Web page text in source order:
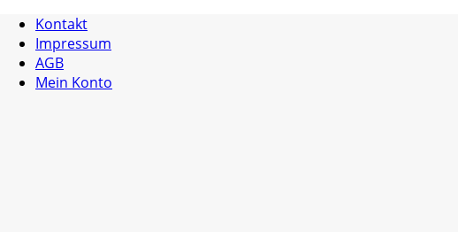
Kontakt
Impressum
AGB
Mein Konto